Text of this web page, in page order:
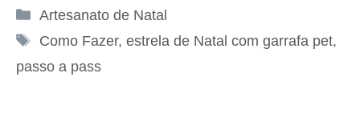
Categorias
Artesanato de Natal
Tags
Como Fazer, estrela de Natal com garrafa pet,
passo a pass